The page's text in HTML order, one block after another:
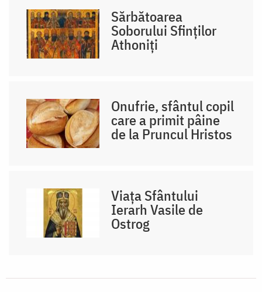
Sărbătoarea
Soborului Sfinților
Athoniți
Onufrie, sfântul copil
care a primit pâine
de la Pruncul Hristos
Viața Sfântului
Ierarh Vasile de
Ostrog